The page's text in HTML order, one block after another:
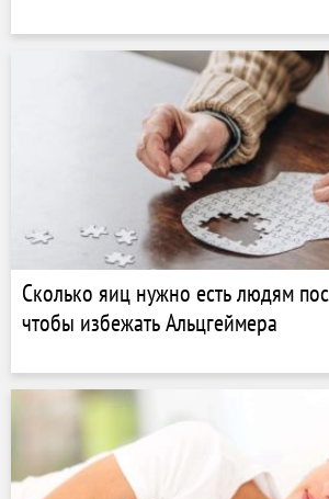
Сколько яиц нужно есть людям
чтобы избежать Альцгеймера